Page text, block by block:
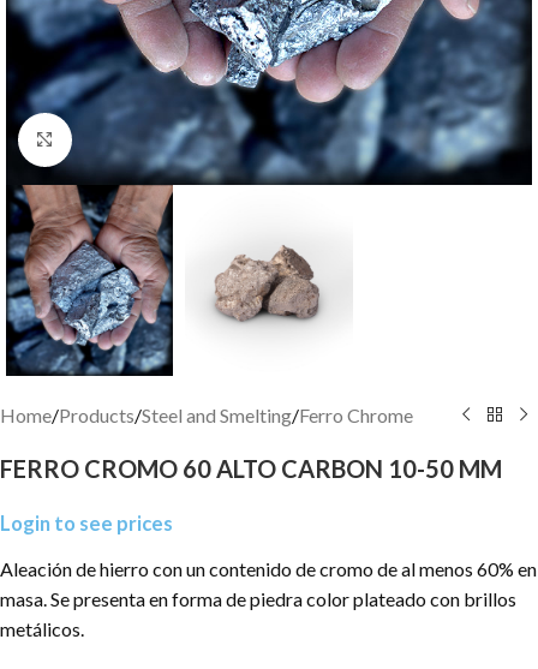
Click to enlarge
Home/Products/Steel and Smelting/Ferro Chrome
FERRO CROMO 60 ALTO CARBON 10-50 MM
Login to see prices
Aleación de hierro con un contenido de cromo de al menos 60% en
masa. Se presenta en forma de piedra color plateado con brillos
metálicos.